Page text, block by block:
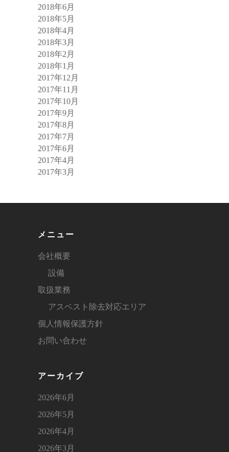
2018年6月
2018年5月
2018年4月
2018年3月
2018年2月
2018年1月
2017年12月
2017年11月
2017年10月
2017年9月
2017年8月
2017年7月
2017年6月
2017年4月
2017年3月
メニュー
会社概要
設備
取扱業務
アスベスト除去対応エリア
個人情報保護方針
お問い合わせ
アーカイブ
2026年6月
2026年5月
2026年4月
2026年3月